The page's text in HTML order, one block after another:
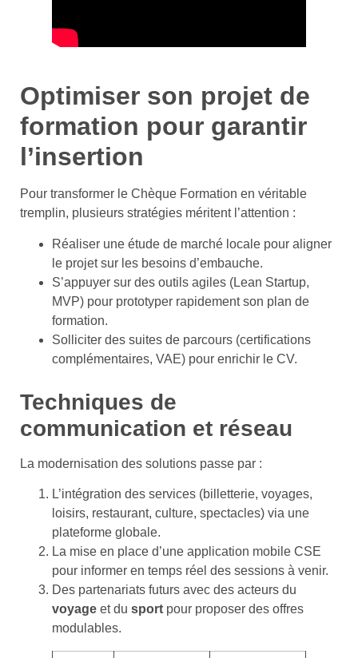
Optimiser son projet de
formation pour garantir
l’insertion
Pour transformer le Chèque Formation en véritable
tremplin, plusieurs stratégies méritent l’attention :
Réaliser une étude de marché locale pour aligner
le projet sur les besoins d’embauche.
S’appuyer sur des outils agiles (Lean Startup,
MVP) pour prototyper rapidement son plan de
formation.
Solliciter des suites de parcours (certifications
complémentaires, VAE) pour enrichir le CV.
Techniques de
communication et réseau
La modernisation des solutions passe par :
L’intégration des services (billetterie, voyages,
loisirs, restaurant, culture, spectacles) via une
plateforme globale.
La mise en place d’une application mobile CSE
pour informer en temps réel des sessions à venir.
Des partenariats futurs avec des acteurs du
voyage et du sport pour proposer des offres
modulables.